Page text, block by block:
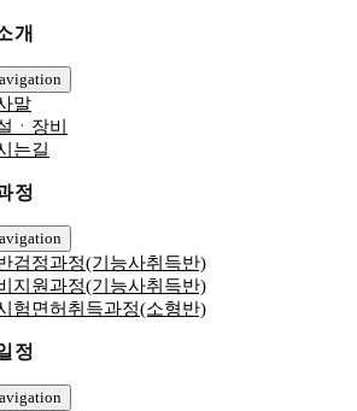
개
말
ㆍ장비
는길
정
검정과정(기능사취득반)
지원과정(기능사취득반)
험면허취득과정(소형반)
정